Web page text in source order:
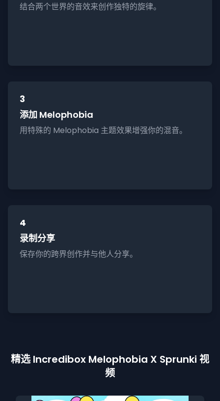
结合两个世界的音效来创作独特的旋律。
3
添加 Melophobia
用特殊的 Melophobia 主题效果增强你的混音。
4
录制分享
保存你的跨界创作并与他人分享。
精选 Incredibox Melophobia X Sprunki 视
频